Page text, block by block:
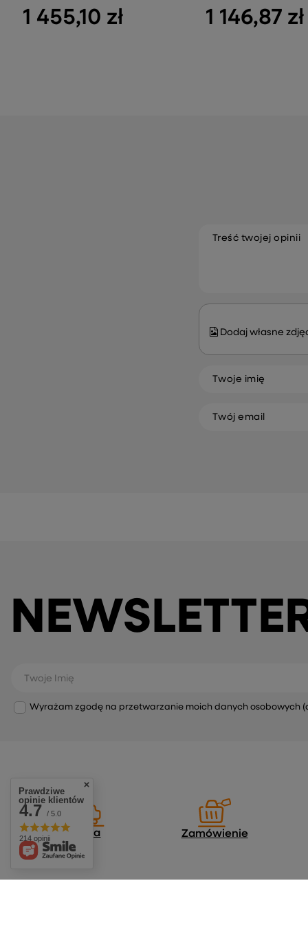
1 455,10 zł 1 146,87 zł
Treść twojej opinii
Dodaj własne
Twoje imię
Twój email
Twoje Imię
Wyrażam zgodę na przetwarzanie moich danych osobowych
Dostawa Zamówienie
Prawdziwe
opinie klientów
4.7 / 5.0
214 opinii